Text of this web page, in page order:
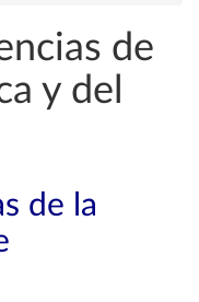
de
y del
de la